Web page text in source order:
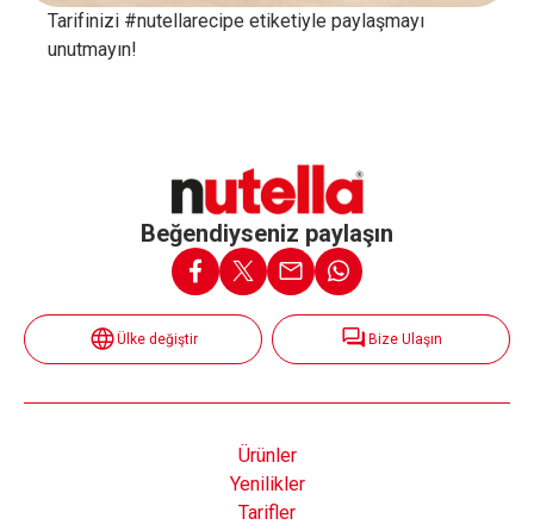
Tarifinizi #nutellarecipe etiketiyle paylaşmayı
unutmayın!
Beğendiyseniz paylaşın
Ülke değiştir Bize Ulaşın
Ürünler
Yenilikler
Tarifler